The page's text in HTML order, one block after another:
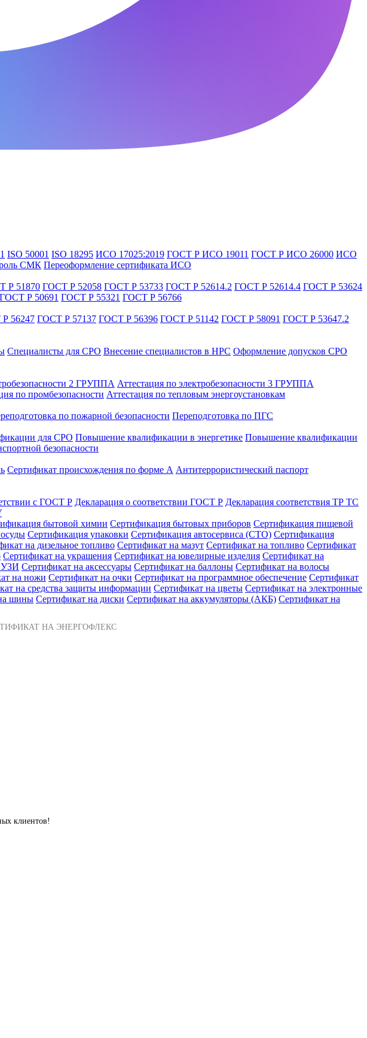
ISO 50001 ISO 18295 ИСО 17025:2019 ГОСТ Р ИСО 19011 ГОСТ Р ИСО 26000 ИСО
СМК Переоформление сертификата ИСО
Р 51870 ГОСТ Р 52058 ГОСТ Р 53733 ГОСТ Р 52614.2 ГОСТ Р 52614.4 ГОСТ Р 53624
ГОСТ Р 50691 ГОСТ Р 55321 ГОСТ Р 56766
56247 ГОСТ Р 57137 ГОСТ Р 56396 ГОСТ Р 51142 ГОСТ Р 58091 ГОСТ Р 53647.2
Специалисты для СРО Внесение специалистов в НРС Оформление допусков СРО
2 ГРУППА Аттестация по электробезопасности 3 ГРУППА
по промбезопасности Аттестация по тепловым энергоустановкам
по пожарной безопасности Переподготовка по ПГС
для СРО Повышение квалификации в энергетике Повышение квалификации
безопасности
Сертификат происхождения по форме А Антитеррористический паспорт
с ГОСТ Р Декларация о соответствии ГОСТ Р Декларация соответствия ТР ТС
бытовой химии Сертификация бытовых приборов Сертификация пищевой
Сертификация упаковки Сертификация автосервиса (СТО) Сертификация
на дизельное топливо Сертификат на мазут Сертификат на топливо Сертификат
Сертификат на украшения Сертификат на ювелирные изделия Сертификат на
УЗИ Сертификат на аксессуары Сертификат на баллоны Сертификат на волосы
на ножи Сертификат на очки Сертификат на программное обеспечение Сертификат
на средства защиты информации Сертификат на цветы Сертификат на электронные
шины Сертификат на диски Сертификат на аккумуляторы (АКБ) Сертификат на
НА ЭНЕРГОФЛЕКС
клиентов!